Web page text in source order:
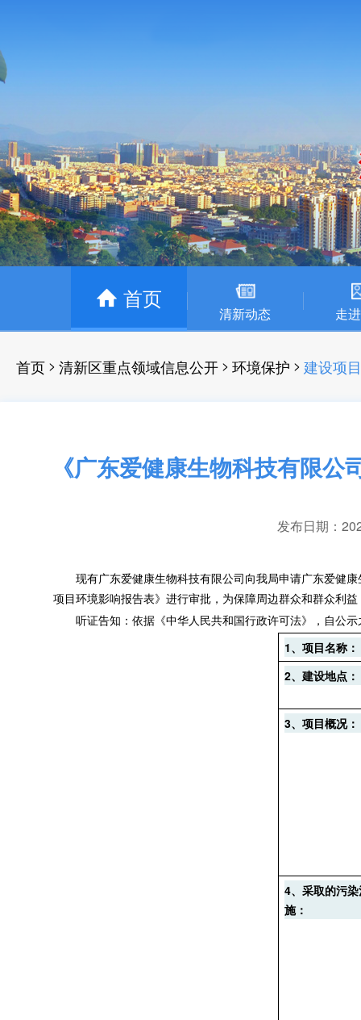
首页
清新动态 走
首页 > 清新区重点领域信息公开 > 环境保护 > 建设项
《广东爱健康生物科技有限
发布日期：
现有广东爱健康生物科技有限公司 向我局申请广东爱健
项目 环境影响报告表》进行审批 ， 为保障周边群众和群众利
听证告知：依据《中华人民共和国行政许可法》
， 自公
1、 项目名称：
2、 建设地点：
3、 项目概况：
4、采取的污
施：